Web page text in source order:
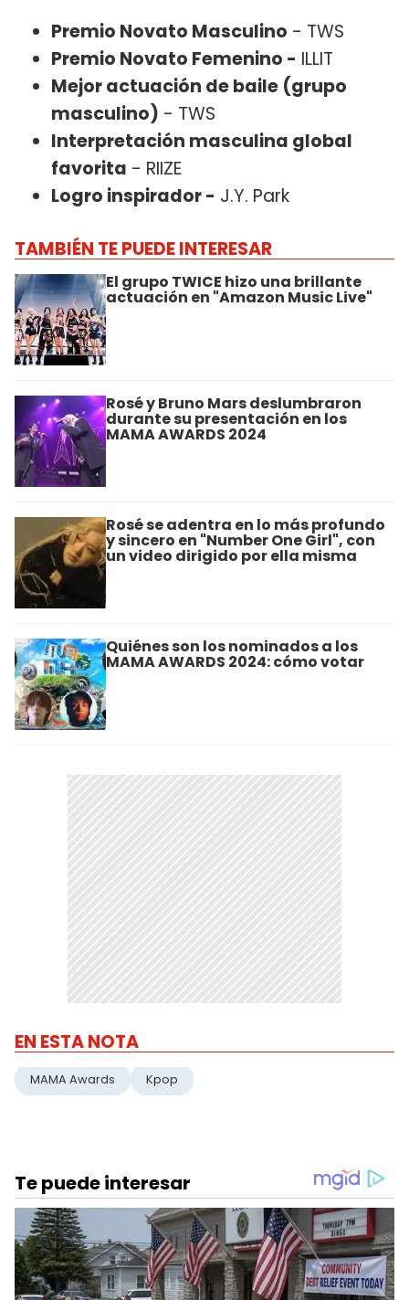
Premio Novato Masculino - TWS
Premio Novato Femenino - ILLIT
Mejor actuación de baile (grupo
masculino) - TWS
Interpretación masculina global
favorita - RIIZE
Logro inspirador - J.Y. Park
TAMBIÉN TE PUEDE INTERESAR
El grupo TWICE hizo una brillante
actuación en "Amazon Music Live"
Rosé y Bruno Mars deslumbraron
durante su presentación en los
MAMA AWARDS 2024
Rosé se adentra en lo más profundo
y sincero en "Number One Girl", con
un video dirigido por ella misma
Quiénes son los nominados a los
MAMA AWARDS 2024: cómo votar
EN ESTA NOTA
MAMA Awards Kpop